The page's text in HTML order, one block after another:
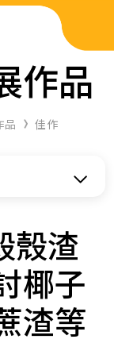
作品
品 佳作
殼渣
椰子
渣等